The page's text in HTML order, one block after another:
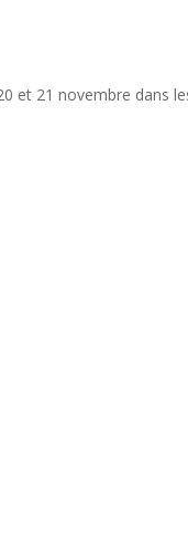
21 novembre dans